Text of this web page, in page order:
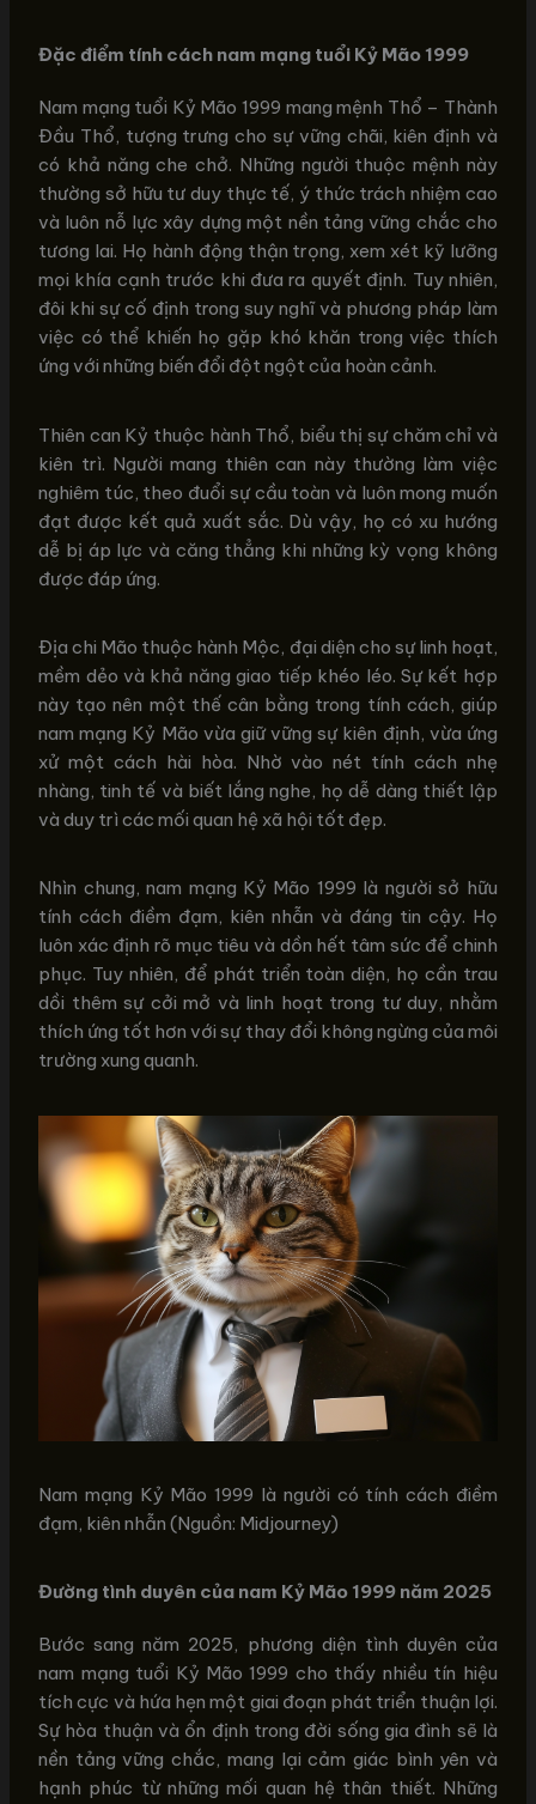
Đặc điểm tính cách nam mạng tuổi Kỷ Mão 1999
Nam mạng tuổi Kỷ Mão 1999 mang mệnh Thổ – Thành
Đầu Thổ, tượng trưng cho sự vững chãi, kiên định và
có khả năng che chở. Những người thuộc mệnh này
thường sở hữu tư duy thực tế, ý thức trách nhiệm cao
và luôn nỗ lực xây dựng một nền tảng vững chắc cho
tương lai. Họ hành động thận trọng, xem xét kỹ lưỡng
mọi khía cạnh trước khi đưa ra quyết định. Tuy nhiên,
đôi khi sự cố định trong suy nghĩ và phương pháp làm
việc có thể khiến họ gặp khó khăn trong việc thích
ứng với những biến đổi đột ngột của hoàn cảnh.
Thiên can Kỷ thuộc hành Thổ, biểu thị sự chăm chỉ và
kiên trì. Người mang thiên can này thường làm việc
nghiêm túc, theo đuổi sự cầu toàn và luôn mong muốn
đạt được kết quả xuất sắc. Dù vậy, họ có xu hướng
dễ bị áp lực và căng thẳng khi những kỳ vọng không
được đáp ứng.
Địa chi Mão thuộc hành Mộc, đại diện cho sự linh hoạt,
mềm dẻo và khả năng giao tiếp khéo léo. Sự kết hợp
này tạo nên một thế cân bằng trong tính cách, giúp
nam mạng Kỷ Mão vừa giữ vững sự kiên định, vừa ứng
xử một cách hài hòa. Nhờ vào nét tính cách nhẹ
nhàng, tinh tế và biết lắng nghe, họ dễ dàng thiết lập
và duy trì các mối quan hệ xã hội tốt đẹp.
Nhìn chung, nam mạng Kỷ Mão 1999 là người sở hữu
tính cách điềm đạm, kiên nhẫn và đáng tin cậy. Họ
luôn xác định rõ mục tiêu và dồn hết tâm sức để chinh
phục. Tuy nhiên, để phát triển toàn diện, họ cần trau
dồi thêm sự cởi mở và linh hoạt trong tư duy, nhằm
thích ứng tốt hơn với sự thay đổi không ngừng của môi
trường xung quanh.
Nam mạng Kỷ Mão 1999 là người có tính cách điềm
đạm, kiên nhẫn (Nguồn: Midjourney)
Đường tình duyên của nam Kỷ Mão 1999 năm 2025
Bước sang năm 2025, phương diện tình duyên của
nam mạng tuổi Kỷ Mão 1999 cho thấy nhiều tín hiệu
tích cực và hứa hẹn một giai đoạn phát triển thuận lợi.
Sự hòa thuận và ổn định trong đời sống gia đình sẽ là
nền tảng vững chắc, mang lại cảm giác bình yên và
hạnh phúc từ những mối quan hệ thân thiết. Những